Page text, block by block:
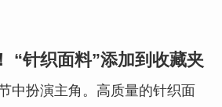
“针织面料”添加到收藏夹
中扮演主角。高质量的针织面